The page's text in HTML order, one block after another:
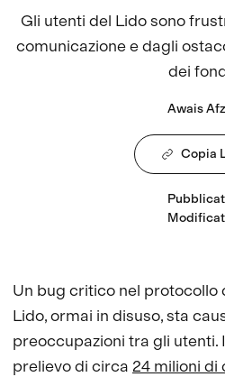
Gli utenti del Lido sono
comunicazione e dagli
dei
Awais
Copia
Un bug critico nel protocollo
Lido, ormai in disuso, sta
preoccupazioni tra gli utenti.
prelievo di circa 24 milioni di